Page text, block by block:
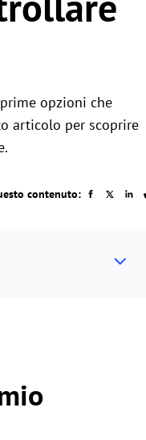
opzioni che
articolo per scoprire
contenuto: